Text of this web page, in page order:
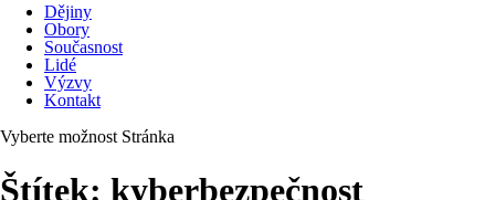
Dějiny
Obory
Současnost
Lidé
Výzvy
Kontakt
Vyberte možnost Stránka
Štítek: kyberbezpečnost